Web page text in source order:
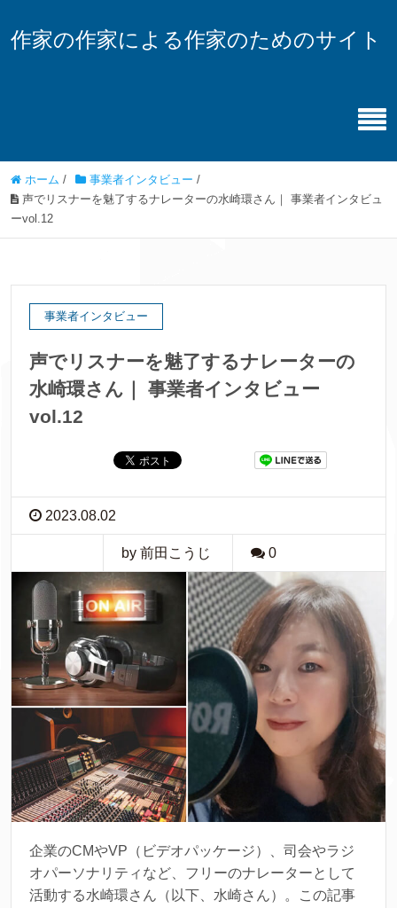
作家の作家による作家のためのサイト
ホーム / 事業者インタビュー /
声でリスナーを魅了するナレーターの水崎環さん｜ 事業者インタビュ
ーvol.12
事業者インタビュー
声でリスナーを魅了するナレーターの
水崎環さん｜ 事業者インタビュー
vol.12
2023.08.02
by 前田こうじ 0
企業のCMやVP（ビデオパッケージ）、司会やラジ
オパーソナリティなど、フリーのナレーターとして
活動する水崎環さん（以下、水崎さん）。この記事